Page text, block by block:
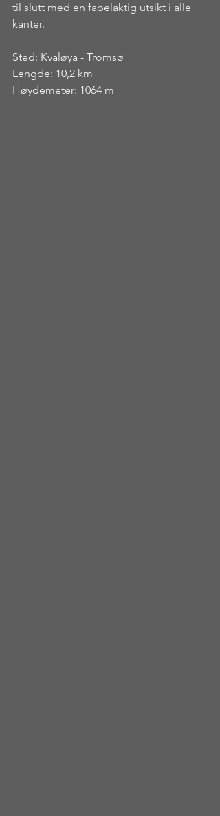
til slutt med en fabelaktig utsikt i alle
kanter.
Sted: Kvaløya - Tromsø
Lengde: 10,2 km
Høydemeter: 1064 m